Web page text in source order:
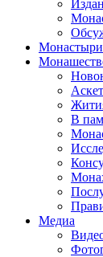
Монастыри
В
Медиа